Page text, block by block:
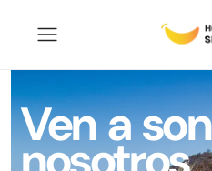
Ven a